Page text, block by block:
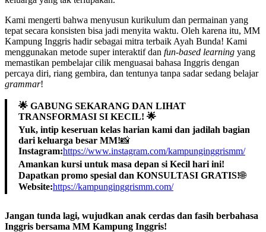
Kami mengerti bahwa menyusun kurikulum dan permainan yang
tepat secara konsisten bisa jadi menyita waktu. Oleh karena itu, MM
Kampung Inggris hadir sebagai mitra terbaik Ayah Bunda! Kami
menggunakan metode super interaktif dan fun-based learning yang
memastikan pembelajar cilik menguasai bahasa Inggris dengan
percaya diri, riang gembira, dan tentunya tanpa sadar sedang belajar
grammar!
🌟 GABUNG SEKARANG DAN LIHAT
TRANSFORMASI SI KECIL! 🌟
Yuk, intip keseruan kelas harian kami dan jadilah bagian
dari keluarga besar MM!📸
Instagram:https://www.instagram.com/kampunginggrismm/
Amankan kursi untuk masa depan si Kecil hari ini!
Dapatkan promo spesial dan KONSULTASI GRATIS!🌐
Website:https://kampunginggrismm.com/
Jangan tunda lagi, wujudkan anak cerdas dan fasih berbahasa
Inggris bersama MM Kampung Inggris!